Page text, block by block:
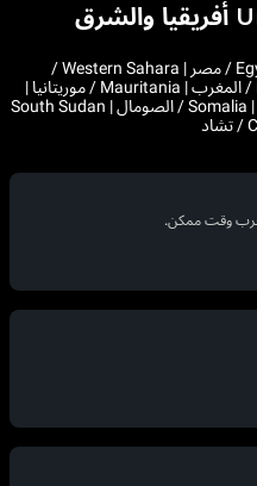
معلومات الاتصال في Unox أفريقيا والشرق
Algeria / الجزائر | Djibouti / جيبوتي | Egypt / مصر | Western Sahara /
الصحراء الغربية | Libya / ليبيا | Morocco / المغرب | Mauritania / موريتانيا |
Palestine / فلسطين | Sudan / السودان | Somalia / الصومال | South Sudan
أقرب وقت ممكن.